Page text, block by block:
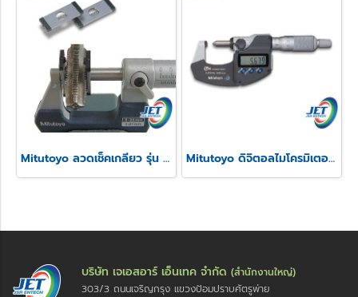
Mitutoyo ลวดเช็คเกลียว รุ่น 313 Mitutoyo ดิจิตอลไมโครมิเตอร์วัดความสูงรอยย้ำสายไฟ รุ่น 342
บริษัท เจเอสอาร์ เอ็นเทค จำกัด (สำนักงานใหญ่)
303/3 ถนนเจริญกรุง แขวงป้อมปราบศัตรูพ่าย